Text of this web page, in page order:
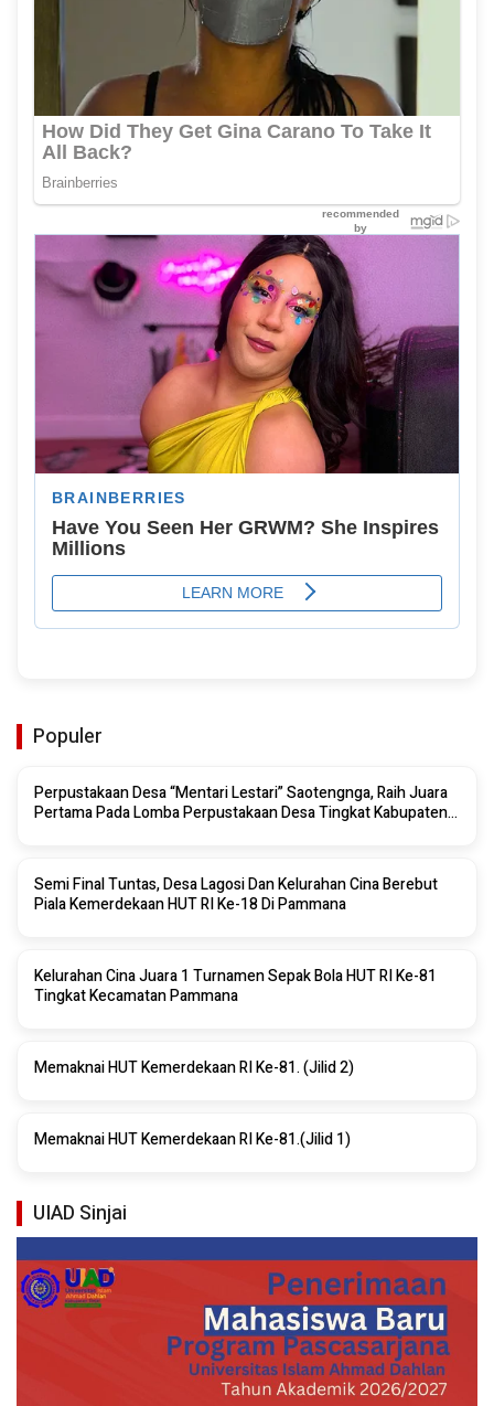
Populer
Perpustakaan Desa “Mentari Lestari” Saotengnga, Raih Juara
Pertama Pada Lomba Perpustakaan Desa Tingkat Kabupaten
Semi Final Tuntas, Desa Lagosi Dan Kelurahan Cina Berebut
Piala Kemerdekaan HUT RI Ke-18 Di Pammana
Kelurahan Cina Juara 1 Turnamen Sepak Bola HUT RI Ke-81
Tingkat Kecamatan Pammana
Memaknai HUT Kemerdekaan RI Ke-81. (Jilid 2)
Memaknai HUT Kemerdekaan RI Ke-81.(Jilid 1)
UIAD Sinjai